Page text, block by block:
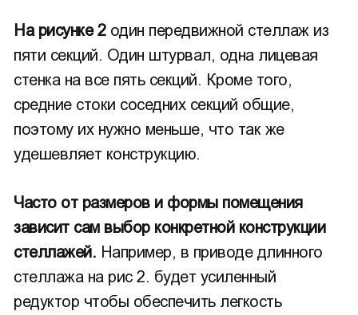
На рисунке 2один передвижной стеллаж из
пяти секций. Один штурвал, одна лицевая
стенка на все пять секций. Кроме того,
средние стоки соседних секций общие,
поэтому их нужно меньше, что так же
удешевляет конструкцию.
Часто от размеров и формы помещения
зависит сам выбор конкретной конструкции
стеллажей. Например, в приводе длинного
стеллажа на рис 2. будет усиленный
редуктор чтобы обеспечить легкость